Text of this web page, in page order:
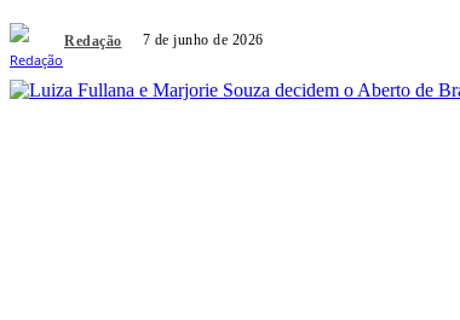
Redação 7 de junho de 2026